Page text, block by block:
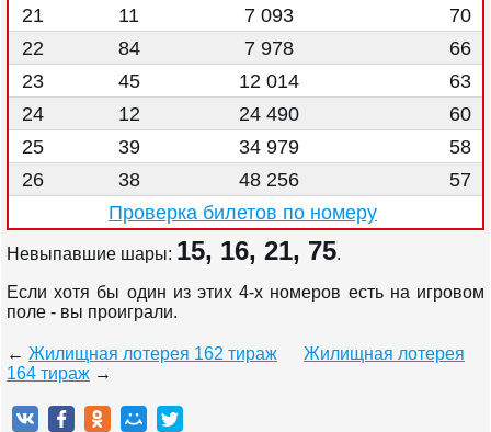
21 11 7 093
70
22
84 7 978
66
23
45 12 014
63
24
12 24 490
60
25
39 34 979
58
26
38 48 256
57
Проверка билетов по номеру
Невыпавшие шары: 15, 16, 21, 75.
Если хотя бы один из этих 4-х номеров есть на игровом
поле - вы проиграли.
← Жилищная лотерея 162 тираж
Жилищная лотерея
164 тираж →